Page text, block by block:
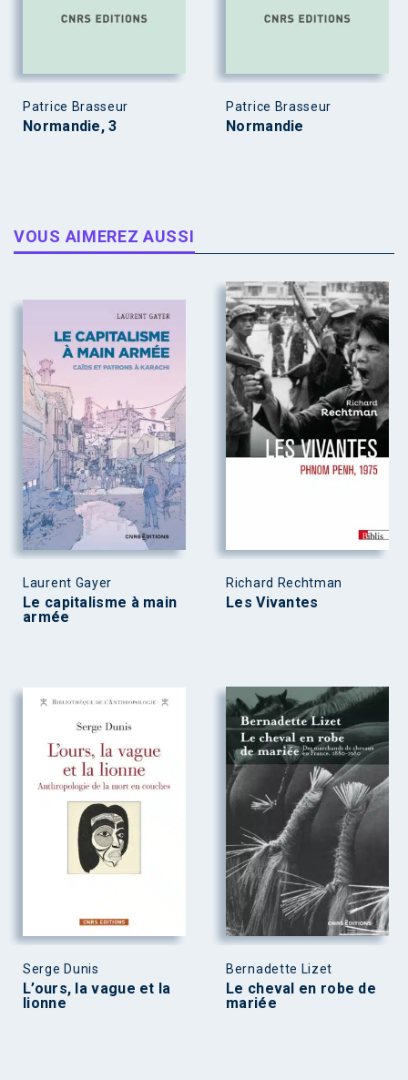
Patrice Brasseur
Normandie, 3
Patrice Brasseur
Normandie
VOUS AIMEREZ AUSSI
Laurent Gayer
Le capitalisme à main
armée
Richard Rechtman
Les Vivantes
Serge Dunis
L’ours, la vague et la
lionne
Bernadette Lizet
Le cheval en robe de
mariée